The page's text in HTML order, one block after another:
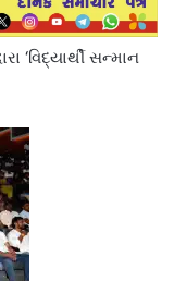
‘વિદ્યાર્થી સન્માન